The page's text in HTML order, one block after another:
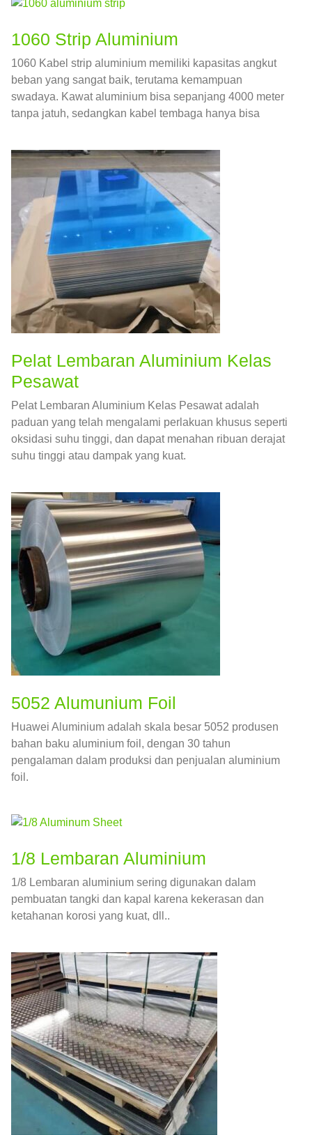
1060 Strip Aluminium
1060 Kabel strip aluminium memiliki kapasitas angkut
beban yang sangat baik, terutama kemampuan
swadaya. Kawat aluminium bisa sepanjang 4000 meter
tanpa jatuh, sedangkan kabel tembaga hanya bisa
Pelat Lembaran Aluminium Kelas
Pesawat
Pelat Lembaran Aluminium Kelas Pesawat adalah
paduan yang telah mengalami perlakuan khusus seperti
oksidasi suhu tinggi, dan dapat menahan ribuan derajat
suhu tinggi atau dampak yang kuat.
5052 Alumunium Foil
Huawei Aluminium adalah skala besar 5052 produsen
bahan baku aluminium foil, dengan 30 tahun
pengalaman dalam produksi dan penjualan aluminium
foil.
1/8 Lembaran Aluminium
1/8 Lembaran aluminium sering digunakan dalam
pembuatan tangki dan kapal karena kekerasan dan
ketahanan korosi yang kuat, dll..